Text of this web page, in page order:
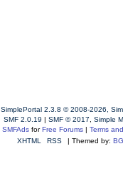
SimplePortal 2.3.8 © 2008-2026,
SMF 2.0.19 | SMF © 2017
Simple
SMFAds forFree Forums | Terms
XHTML
RSS | Themed by: